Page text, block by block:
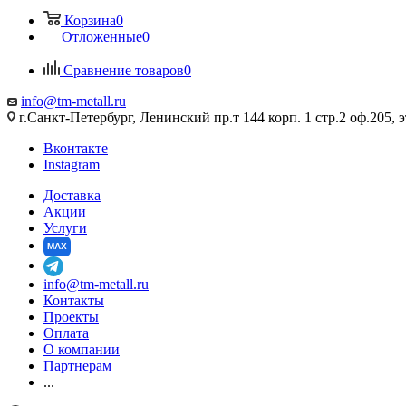
Корзина0
Отложенные0
Сравнение товаров0
info@tm-metall.ru
г.Санкт-Петербург, Ленинский пр.т 144 корп. 1 стр.2 оф.205,
Вконтакте
Instagram
Доставка
Акции
Услуги
MAX
info@tm-metall.ru
Контакты
Проекты
Оплата
О компании
Партнерам
...